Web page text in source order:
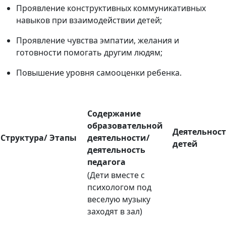
Проявление конструктивных коммуникативных
навыков при взаимодействии детей;
Проявление чувства эмпатии, желания и
готовности помогать другим людям;
Повышение уровня самооценки ребенка.
Структура/ Этапы
Содержание
образовательной
деятельности/
деятельность
педагога
детей
(Дети вместе с
психологом под
веселую музыку
заходят в зал)